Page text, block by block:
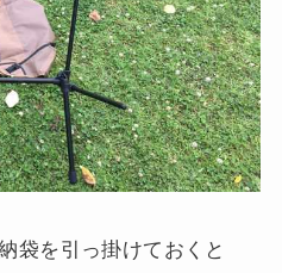
袋を引っ掛けておくと